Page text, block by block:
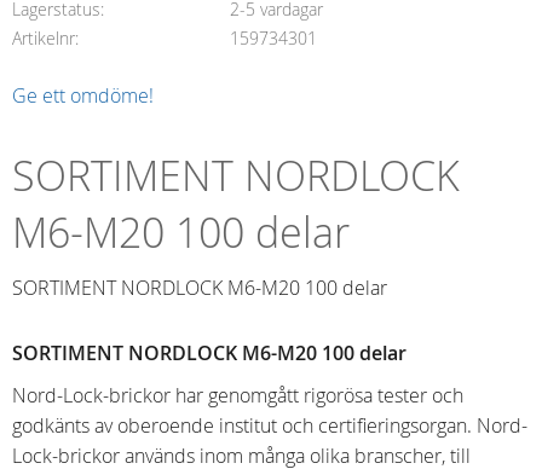
Lagerstatus
2-5 vardagar
Artikelnr
159734301
Ge ett omdöme!
SORTIMENT NORDLOCK
M6-M20 100 delar
SORTIMENT NORDLOCK M6-M20 100 delar
SORTIMENT NORDLOCK M6-M20 100 delar
Nord-Lock-brickor har genomgått rigorösa tester och
godkänts av oberoende institut och certifieringsorgan. Nord-
Lock-brickor används inom många olika branscher, till